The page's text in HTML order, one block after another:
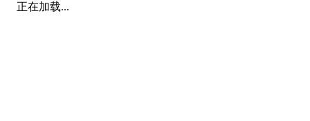
正在加载...